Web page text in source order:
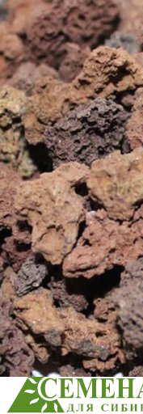
Выберите город
Обратный звонок
Каталог
Семена
Грунты
Газонные травы,
Горшки,
Посадочный
Садовый
Консервирование
Средства защиты,
Обустройство сада,